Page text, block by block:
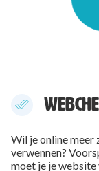
Wil je online meer
verwennen?
moet je je